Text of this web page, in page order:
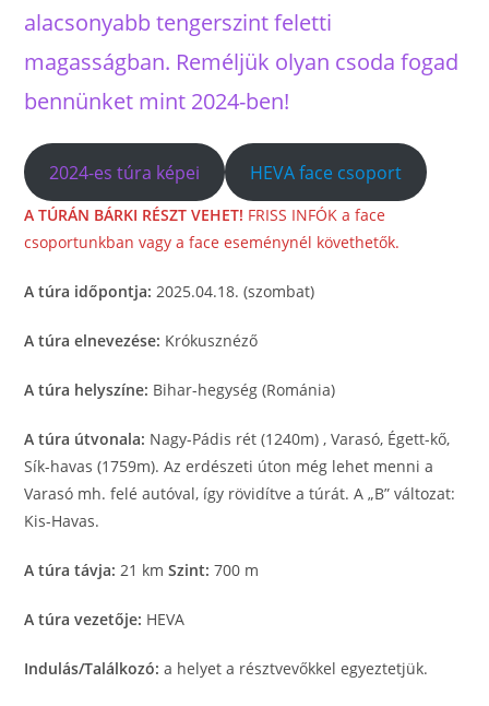
alacsonyabb tengerszint feletti
magasságban. Reméljük olyan csoda fogad
bennünket mint 2024-ben!
2024-es túra képei HEVA face csoport
A TÚRÁN BÁRKI RÉSZT VEHET! FRISS INFÓK a face
csoportunkban vagy a face eseménynél követhetők.
A túra időpontja:2025.04.18. (szombat)
A túra elnevezése: Krókusznéző
A túra helyszíne: Bihar-hegység (Románia)
A túra útvonala: Nagy-Pádis rét (1240m) , Varasó, Égett-kő,
Sík-havas (1759m). Az erdészeti úton még lehet menni a
Varasó mh. felé autóval, így rövidítve a túrát. A „B” változat:
Kis-Havas.
A túra távja: 21 kmSzint: 700 m
A túra vezetője: HEVA
Indulás/Találkozó: a helyet a résztvevőkkel egyeztetjük.